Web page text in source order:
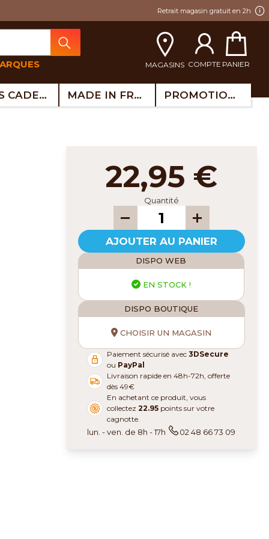
Retrait magasin gratuit en 2h
MAGASINS COMPTE PANIER
IDÉES CADEAUX MADE IN FRANCE PROMOTIONS
22,95 €
Quantité
AJOUTER AU PANIER
DISPO WEB
EN STOCK !
DISPO BOUTIQUE
CHOISIR UN MAGASIN
Paiement sécurisé avec3DSecure
ou PayPal
Livraison rapide en 48h-72h, offerte
dès 49€
En achetant ce produit, vous
collectez22.95 points sur votre
cagnotte.
lun. - ven. de 8h - 17h 02 48 66 73 09